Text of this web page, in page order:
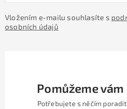
Vložením e-mailu souhlasíte s
osobních údajů
Pomůžeme
Potřebujete s něčím